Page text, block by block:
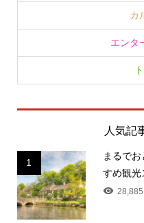
カ
エンタ
人気記
1
まるで
すめ観光